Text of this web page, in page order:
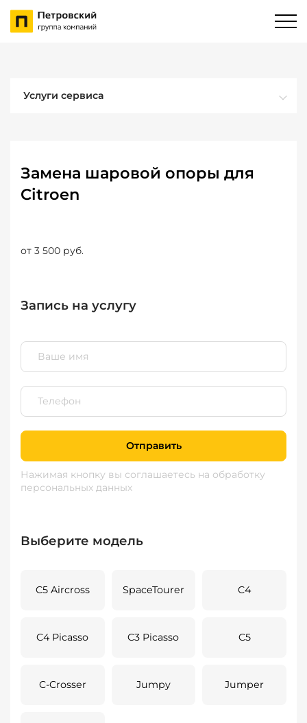
Услуги сервиса
Замена шаровой опоры для
Citroen
от 3 500 руб.
Запись на услугу
Отправить
Нажимая кнопку вы соглашаетесь на обработку
персональных данных
Выберите модель
C5 Aircross SpaceTourer C4
C4 Picasso C3 Picasso C5
C-Crosser Jumpy Jumper